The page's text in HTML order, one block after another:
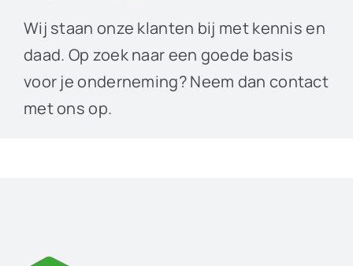
Wij staan onze klanten bij met kennis en
daad. Op zoek naar een goede basis
voor je onderneming? Neem dan contact
met ons op.